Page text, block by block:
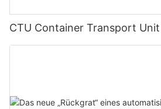
CTU Container Transport